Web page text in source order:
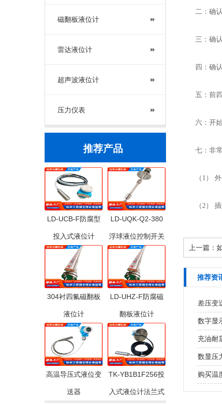
磁翻板液位计
雷达液位计
超声波液位计
压力仪表
推荐产品
LD-UCB-F防腐型
投入式液位计
LD-UQK-Q2-380
浮球液位控制开关
304衬四氟磁翻板
液位计
LD-UHZ-F防腐磁
翻板液位计
高温导压式液位变
送器
TK-YB1B1F256投
入式液位计法兰式
二：确认
三：确认
四：确认
五：前四
六：开始
七：非常
（1） 外
（2） 插
上一篇：
推荐资
差压变
数字显
充油耐
数显压
购买温